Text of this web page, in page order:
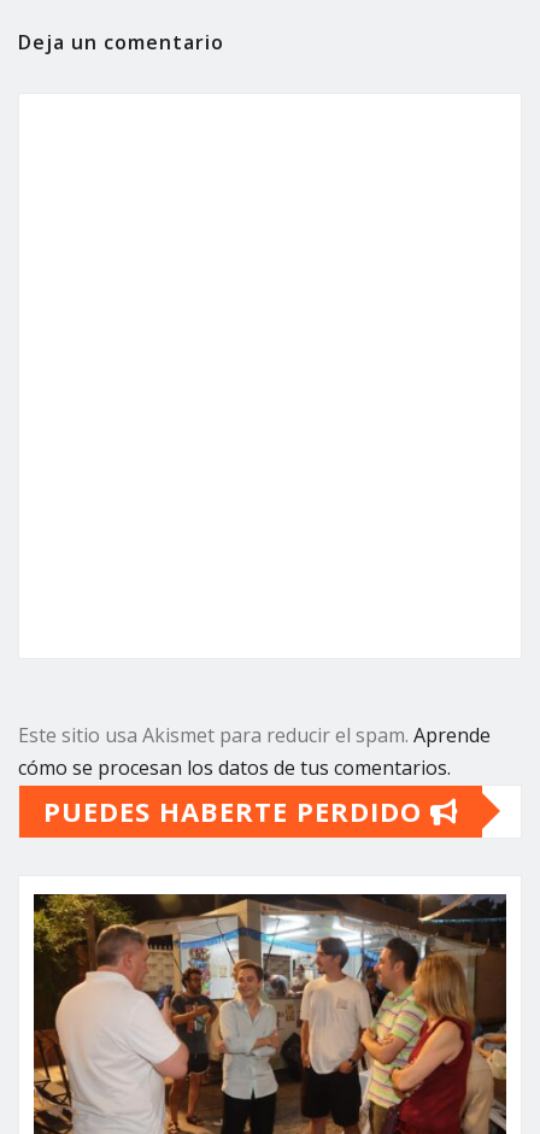
Deja un comentario
Este sitio usa Akismet para reducir el spam. Aprende
cómo se procesan los datos de tus comentarios.
PUEDES HABERTE PERDIDO